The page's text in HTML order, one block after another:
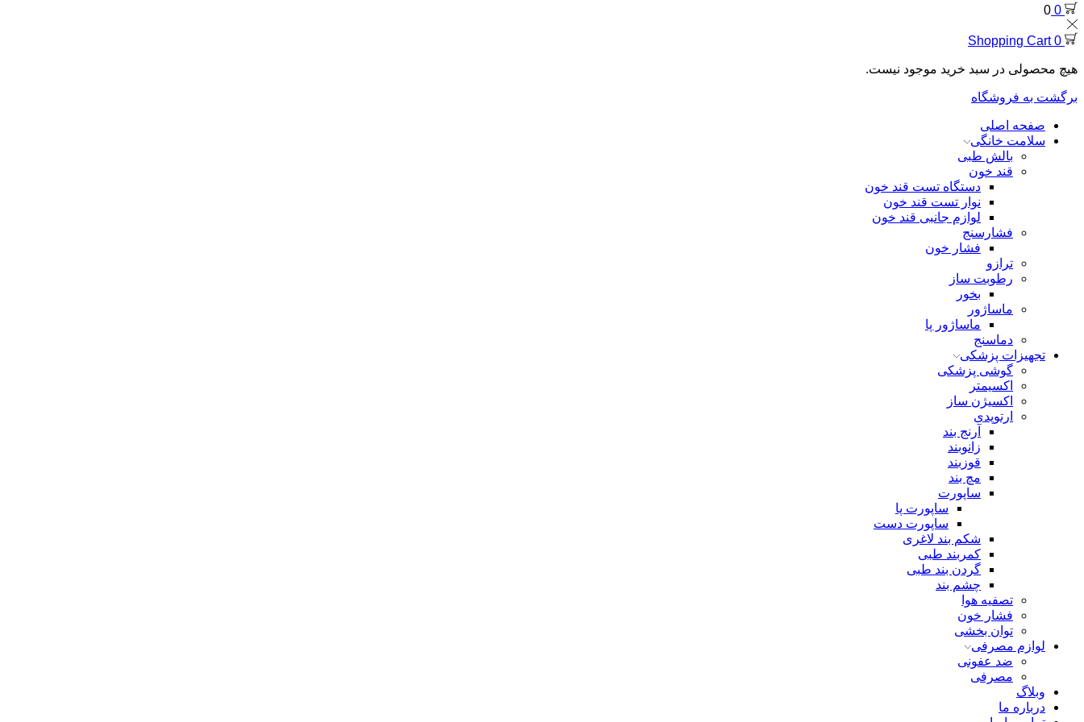
0
0
0
Shopping Cart
هیچ محصولی در سبد خرید موجود نیست.
برگشت به فروشگاه
صفحه اصلی
سلامت خانگی
بالش طبی
قند خون
دستگاه تست قند خون
نوار تست قند خون
لوازم جانبی قند خون
فشارسنج
فشار خون
ترازو
رطوبت ساز
بخور
ماساژور
ماساژور پا
دماسنج
تجهیزات پزشکی
گوشی پزشکی
اکسیمتر
اکسیژن ساز
ارتوپدی
آرنج بند
زانوبند
قوزبند
مچ بند
ساپورت
ساپورت پا
ساپورت دست
شکم بند لاغری
کمربند طبی
گردن بند طبی
چشم بند
تصفیه هوا
فشار خون
توان بخشی
لوازم مصرفی
ضد عفونی
مصرفی
وبلاگ
درباره ما